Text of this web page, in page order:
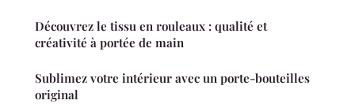
Découvrez le tissu en rouleaux : qualité et
créativité à portée de main
Sublimez votre intérieur avec un porte-bouteilles
original